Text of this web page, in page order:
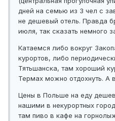
дней на семью из 3 чел с
не дешевый отель. Правда
июля, так сказать немного
Катаемся либо вокруг
курортов, либо
Тятьшанска, там хороший
Термах можно отдохнуть. А
Цены в Польше на еду
нашими в некурортных
там пиво в кафе на